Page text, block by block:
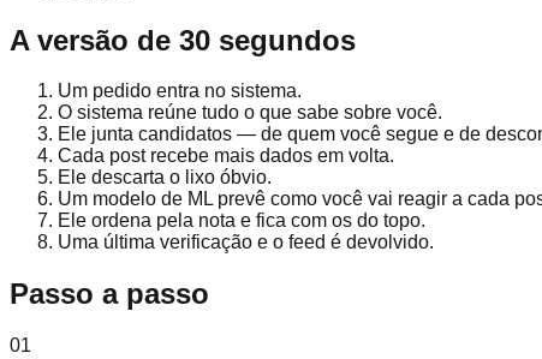
A versão de 30 segundos
Um pedido entra no sistema.
O sistema reúne tudo o que sabe sobre você.
Ele junta candidatos — de quem você segue e de
Cada post recebe mais dados em volta.
Ele descarta o lixo óbvio.
Um modelo de ML prevê como você vai reagir a cada
Ele ordena pela nota e fica com os do topo.
Uma última verificação e o feed é devolvido.
Passo a passo
01